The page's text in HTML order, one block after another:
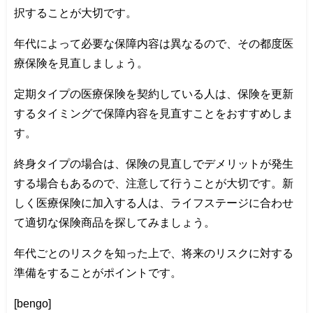
択することが大切です。
年代によって必要な保障内容は異なるので、その都度医
療保険を見直しましょう。
定期タイプの医療保険を契約している人は、保険を更新
するタイミングで保障内容を見直すことをおすすめしま
す。
終身タイプの場合は、保険の見直しでデメリットが発生
する場合もあるので、注意して行うことが大切です。新
しく医療保険に加入する人は、ライフステージに合わせ
て適切な保険商品を探してみましょう。
年代ごとのリスクを知った上で、将来のリスクに対する
準備をすることがポイントです。
[bengo]